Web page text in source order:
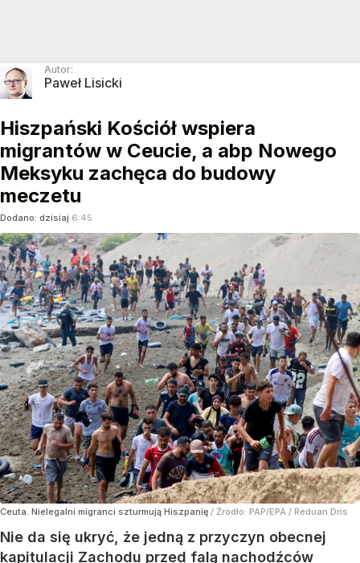
Autor:
Paweł Lisicki
Hiszpański Kościół wspiera
migrantów w Ceucie, a abp Nowego
Meksyku zachęca do budowy
meczetu
Dodano: dzisiaj 6:45
Ceuta. Nielegalni migranci szturmują Hiszpanię / Źródło: PAP/EPA / Reduan Dris
Nie da się ukryć, że jedną z przyczyn obecnej
kapitulacji Zachodu przed falą nachodźców